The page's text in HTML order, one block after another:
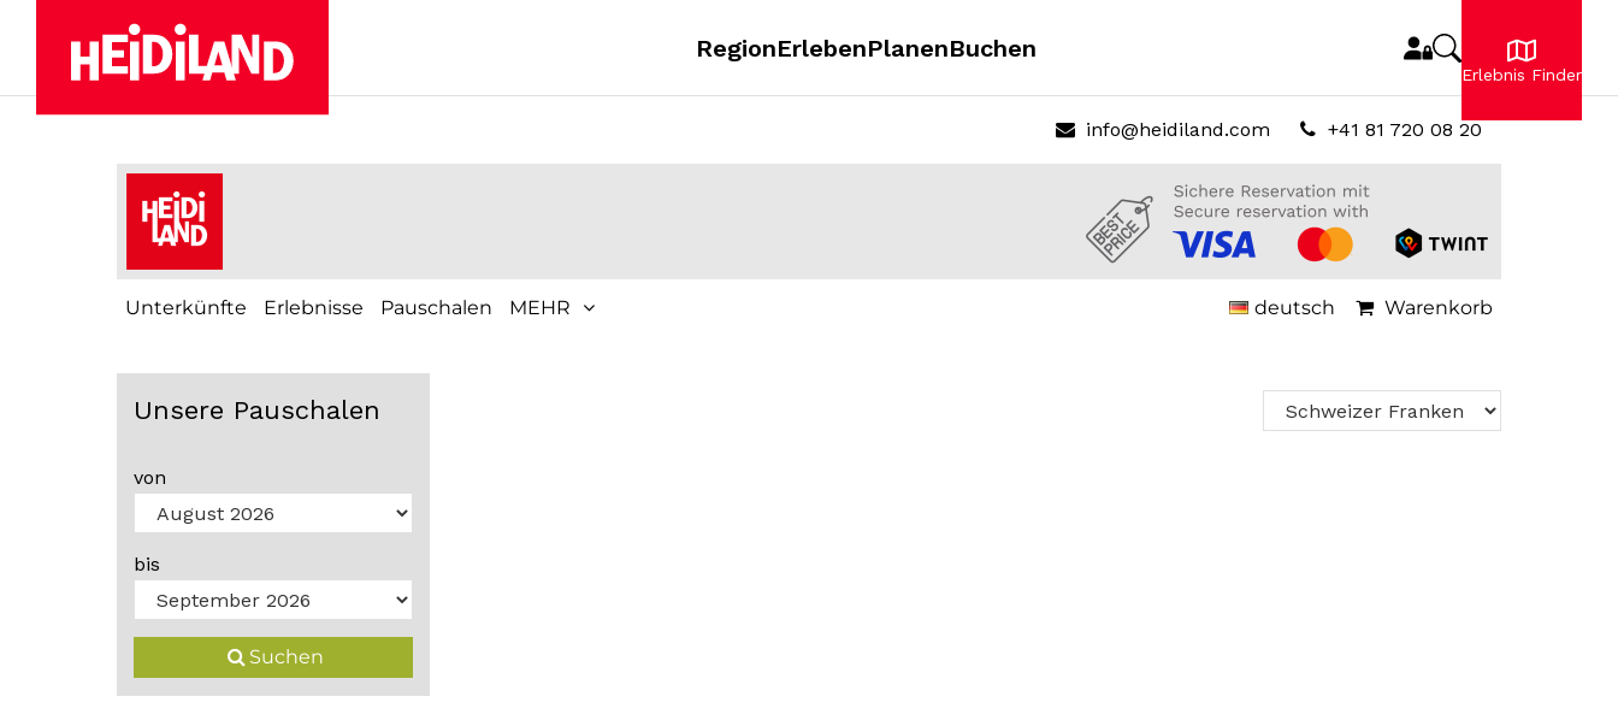
RegionErlebenPlanenBuchen
Erlebnis Finder
info@heidiland.com +41 81 720 08 20
deutsch Warenkorb
Unterkünfte Erlebnisse Pauschalen MEHR
Unsere Pauschalen
von
bis
Suchen